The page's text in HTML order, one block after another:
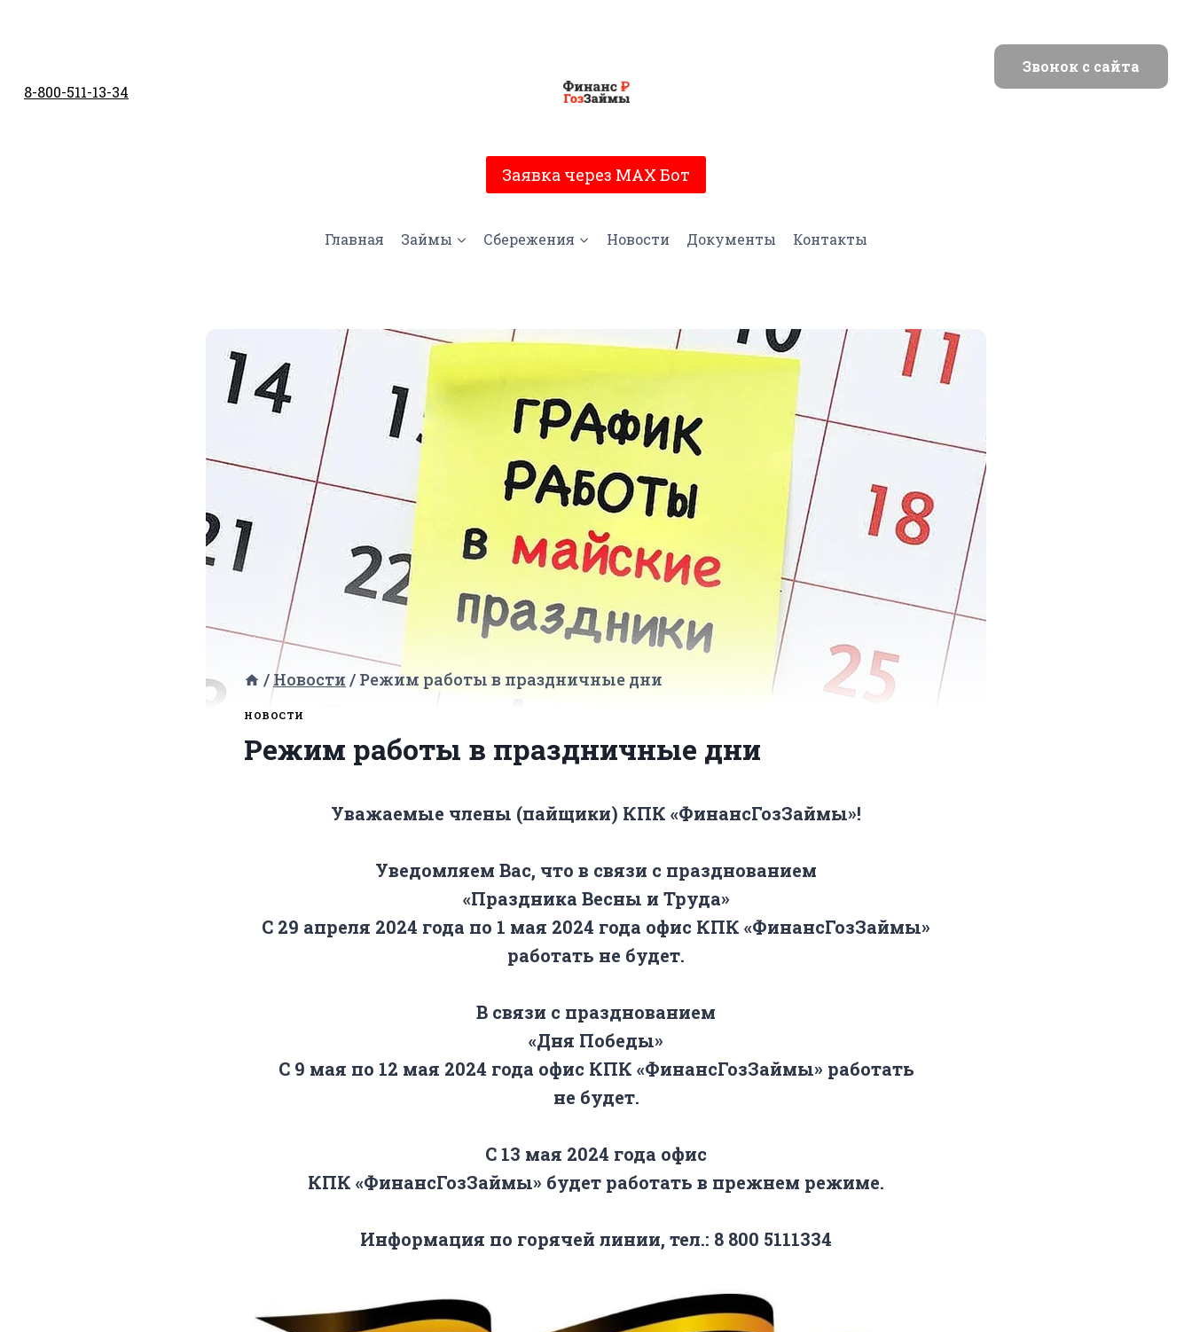
8-800-511-13-34
Звонок с сайта
Заявка через MAX Бот
Главная Займы Сбережения Новости Документы Контакты
/Новости / Режим работы в праздничные дни
НОВОСТИ
Режим работы в праздничные дни
Уважаемые члены (пайщики) КПК «ФинансГозЗаймы»!
Уведомляем Вас, что в связи с празднованием
«Праздника Весны и Труда»
С 29 апреля 2024 года по 1 мая 2024 года офис КПК «ФинансГозЗаймы»
работать не будет.
В связи с празднованием
«Дня Победы»
С 9 мая по 12 мая 2024 года офис КПК «ФинансГозЗаймы» работать
не будет.
С 13 мая 2024 года офис
КПК «ФинансГозЗаймы» будет работать в прежнем режиме.
Информация по горячей линии, тел.: 8 800 5111334